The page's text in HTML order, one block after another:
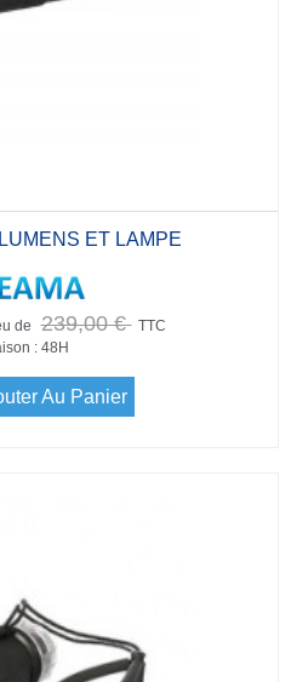
ET LAMPE
de 239,00 € TTC
: 48H
Au Panier